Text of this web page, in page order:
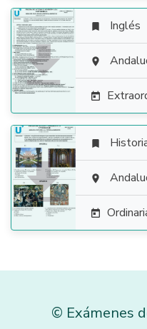

 Inglés






© Exámenes